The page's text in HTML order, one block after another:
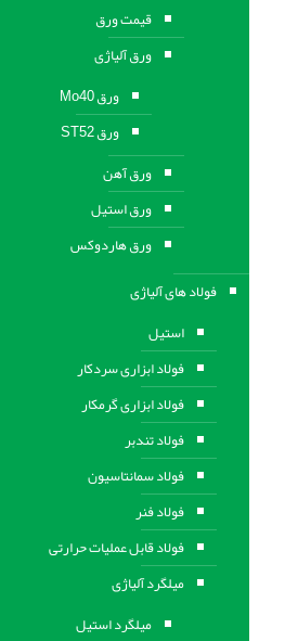
قیمت ورق
ورق آلیاژی
ورق Mo40
ورق ST52
ورق آهن
ورق استيل
ورق هاردوکس
فولاد های آلیاژی
استیل
فولاد ابزاری سردکار
فولاد ابزاری گرمکار
فولاد تندبر
فولاد سمانتاسیون
فولاد فنر
فولاد قابل عملیات حرارتی
ميلگرد آلیاژی
میلگرد استیل